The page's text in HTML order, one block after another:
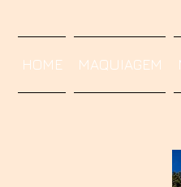
HOME MAQUIAGEM